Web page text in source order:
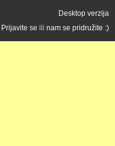
Desktop verzija
Prijavite se ili nam se pridružite :)